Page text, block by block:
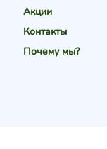
Акции
Контакты
Почему мы?